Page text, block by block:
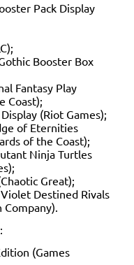
Pack Display
Booster Box
Fantasy Play
Coast);
(Riot Games);
of Eternities
of the Coast);
Ninja Turtles
Great);
Destined Rivals
Company).
:
(Games